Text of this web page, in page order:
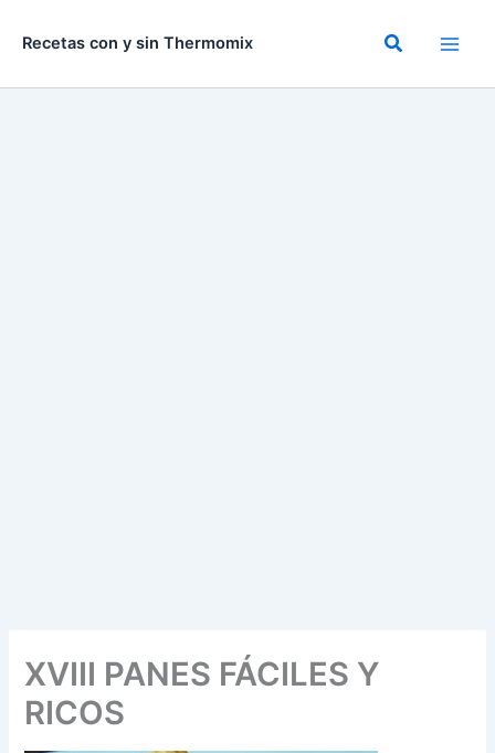
Recetas con y sin Thermomix Buscar
XVIII PANES FÁCILES Y
RICOS